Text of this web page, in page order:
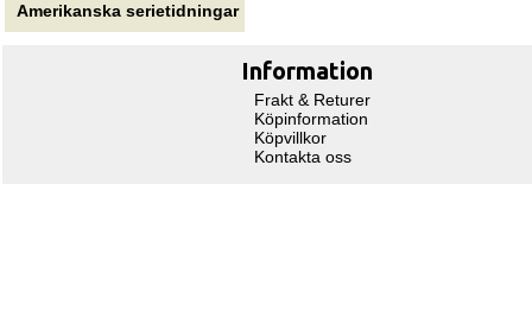
Amerikanska serietidningar
Information
Frakt & Returer
Köpinformation
Köpvillkor
Kontakta oss